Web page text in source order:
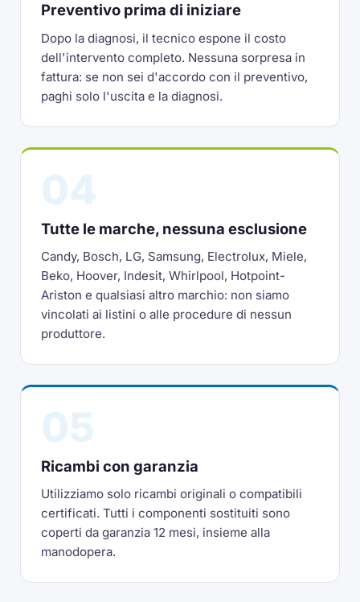
Preventivo prima di iniziare
Dopo la diagnosi, il tecnico espone il costo
dell'intervento completo. Nessuna sorpresa in
fattura: se non sei d'accordo con il preventivo,
paghi solo l'uscita e la diagnosi.
Tutte le marche, nessuna esclusione
Candy, Bosch, LG, Samsung, Electrolux, Miele,
Beko, Hoover, Indesit, Whirlpool, Hotpoint-
Ariston e qualsiasi altro marchio: non siamo
vincolati ai listini o alle procedure di nessun
produttore.
Ricambi con garanzia
Utilizziamo solo ricambi originali o compatibili
certificati. Tutti i componenti sostituiti sono
coperti da garanzia 12 mesi, insieme alla
manodopera.